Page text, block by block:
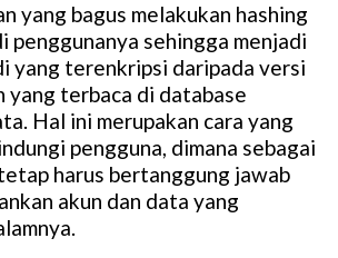
yang bagus melakukan hashing
penggunanya sehingga menjadi
yang terenkripsi daripada versi
yang terbaca di database
Hal ini merupakan cara yang
pengguna, dimana sebagai
harus bertanggung jawab
akun dan data yang